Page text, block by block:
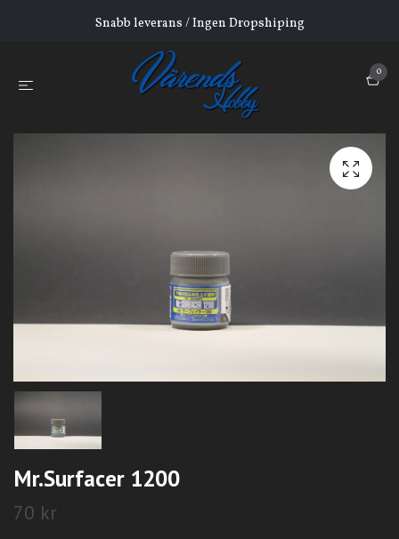
Snabb leverans / Ingen Dropshiping
0
Mr.Surfacer 1200
70 kr